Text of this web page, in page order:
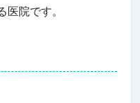
院です。